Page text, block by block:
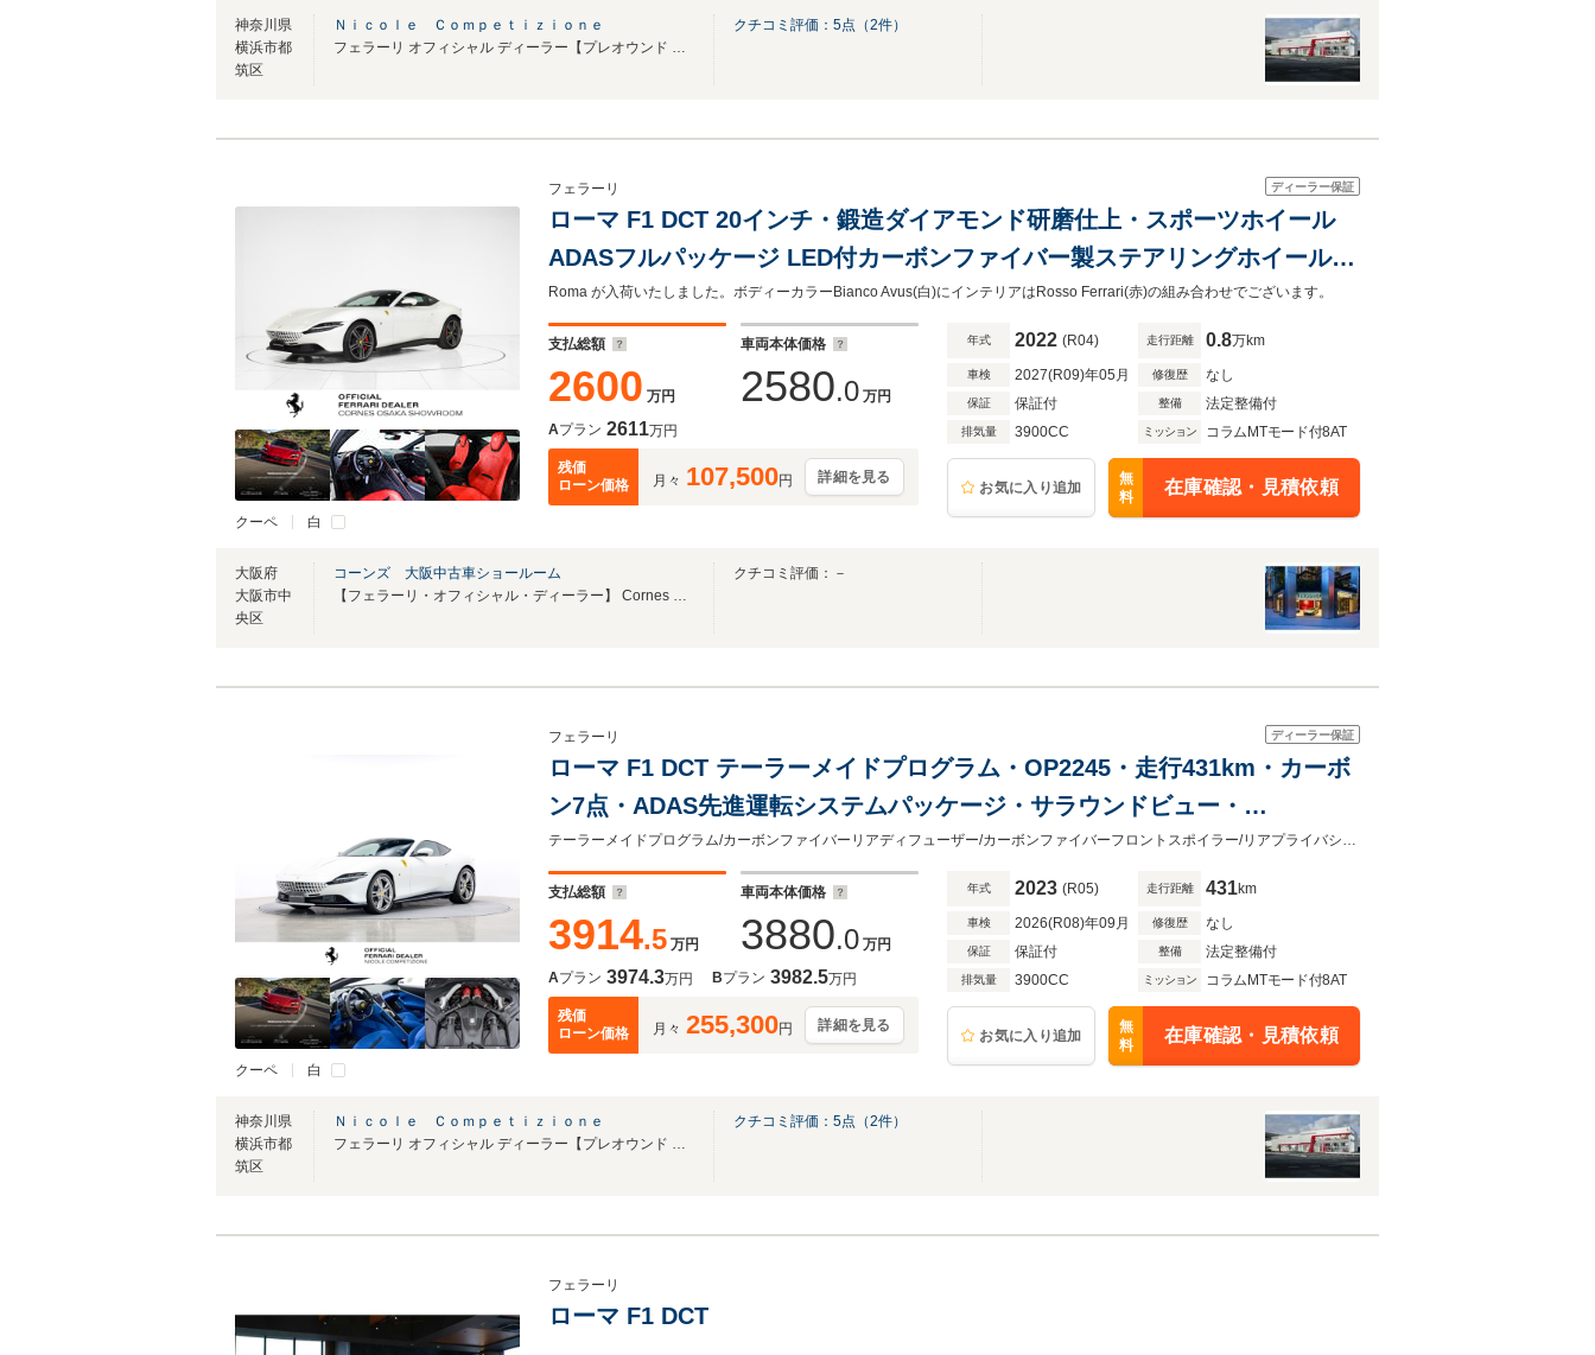
神奈川県
横浜市都
筑区
Ｎｉｃｏｌｅ Ｃｏｍｐｅｔｉｚｉｏｎｅ
フェラーリ オフィシャル ディーラー【プレオウンド ショールーム】
クチコミ評価： 5点（2件）
クーペ 白
ディーラー保証
フェラーリ
ローマ F1 DCT 20インチ・鍛造ダイアモンド研磨仕上・スポーツホイール
ADASフルパッケージ LED付カーボンファイバー製ステアリングホイール
カラーカーペットロゴ刺繍
Roma が入荷いたしました。ボディーカラーBianco Avus(白)にインテリアはRosso Ferrari(赤)の組み合わせでございます。
支払総額
2600 万円
車両本体価格
2580.0 万円
Aプラン 2611万円
残価
ローン価格
月々 107,500円 詳細を見る
年式 2022 (R04) 走行距離 0.8万km
車検 2027(R09)年05月 修復歴 なし
保証 保証付 整備 法定整備付
排気量 3900CC ミッション コラムMTモード付8AT
お気に入り追加
無
料
在庫確認・見積依頼
大阪府
大阪市中
央区
コーンズ 大阪中古車ショールーム
【フェラーリ・オフィシャル・ディーラー】 Cornes Osaka Pre-Owned Showroom
クチコミ評価：－
クーペ 白
ディーラー保証
フェラーリ
ローマ F1 DCT テーラーメイドプログラム・OP2245・走行431km・カーボ
ン7点・ADAS先進運転システムパッケージ・サラウンドビュー・
MagneRideデュアルモードサスペンション・パッセンジャーディスプレ
イ・HiFiシステム
テーラーメイドプログラム/カーボンファイバーリアディフューザー/カーボンファイバーフロントスポイラー/リアプライバシーガラス
支払総額
3914.5 万円
車両本体価格
3880.0 万円
Aプラン 3974.3万円 Bプラン 3982.5万円
残価
ローン価格
月々 255,300円 詳細を見る
年式 2023 (R05) 走行距離 431km
車検 2026(R08)年09月 修復歴 なし
保証 保証付 整備 法定整備付
排気量 3900CC ミッション コラムMTモード付8AT
お気に入り追加
無
料
在庫確認・見積依頼
神奈川県
横浜市都
筑区
Ｎｉｃｏｌｅ Ｃｏｍｐｅｔｉｚｉｏｎｅ
フェラーリ オフィシャル ディーラー【プレオウンド ショールーム】
クチコミ評価： 5点（2件）
フェラーリ
ローマ F1 DCT